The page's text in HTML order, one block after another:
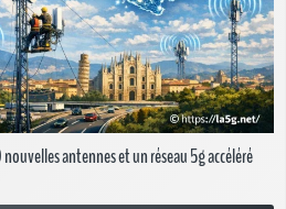
antennes et un réseau 5g accéléré